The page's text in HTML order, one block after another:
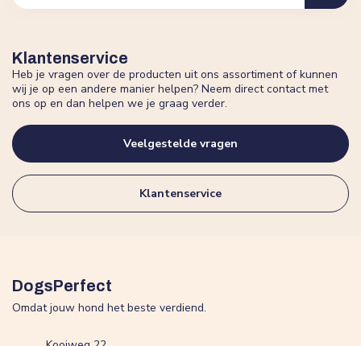
Klantenservice
Heb je vragen over de producten uit ons assortiment of kunnen
wij je op een andere manier helpen? Neem direct contact met
ons op en dan helpen we je graag verder.
Veelgestelde vragen
Klantenservice
DogsPerfect
Omdat jouw hond het beste verdiend.